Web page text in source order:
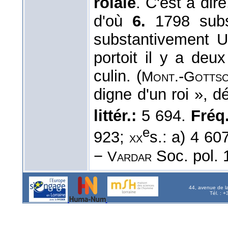
d'où 6. 1798
substantivement
portoit il y a
culin. (Mont.-
digne d'un roi »,
littér.: 5 694.
923; xxes.: a) 4
− Vardar Soc. pol.
44, avenue de
Tél. :